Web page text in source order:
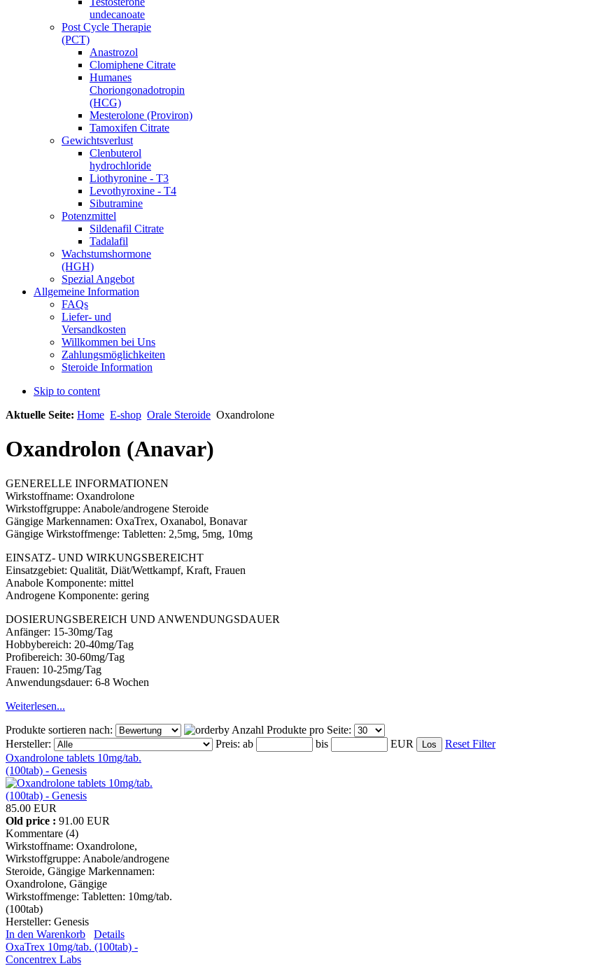
undecanoate
Post Cycle Therapie
(PCT)
Anastrozol
Clomiphene Citrate
Humanes
Choriongonadotropin
(HCG)
Mesterolone (Proviron)
Tamoxifen Citrate
Gewichtsverlust
Clenbuterol
hydrochloride
Liothyronine - T3
Levothyroxine - T4
Sibutramine
Potenzmittel
Sildenafil Citrate
Tadalafil
Wachstumshormone
(HGH)
Spezial Angebot
Allgemeine Information
FAQs
Liefer- und
Versandkosten
Willkommen bei Uns
Zahlungsmöglichkeiten
Steroide Information
Skip to content
Aktuelle Seite: Home E-shop Orale Steroide Oxandrolone
Oxandrolon (Anavar)
GENERELLE INFORMATIONEN
Wirkstoffname: Oxandrolone
Wirkstoffgruppe: Anabole/androgene Steroide
Gängige Markennamen: OxaTrex, Oxanabol, Bonavar
Gängige Wirkstoffmenge: Tabletten: 2,5mg, 5mg, 10mg
EINSATZ- UND WIRKUNGSBEREICHT
Einsatzgebiet: Qualität, Diät/Wettkampf, Kraft, Frauen
Anabole Komponente: mittel
Androgene Komponente: gering
DOSIERUNGSBEREICH UND ANWENDUNGSDAUER
Anfänger: 15-30mg/Tag
Hobbybereich: 20-40mg/Tag
Profibereich: 30-60mg/Tag
Frauen: 10-25mg/Tag
Anwendungsdauer: 6-8 Wochen
Weiterlesen...
Produkte sortieren nach:
Anzahl Produkte pro Seite:
Hersteller:
Preis: ab bis EUR
Reset Filter
Oxandrolone tablets 10mg/tab.
(100tab) - Genesis
85.00 EUR
Old price : 91.00 EUR
Kommentare (4)
Wirkstoffname: Oxandrolone,
Wirkstoffgruppe: Anabole/androgene
Steroide, Gängige Markennamen:
Oxandrolone, Gängige
Wirkstoffmenge: Tabletten: 10mg/tab.
(100tab)
Hersteller: Genesis
In den Warenkorb
Details
OxaTrex 10mg/tab. (100tab) -
Concentrex Labs